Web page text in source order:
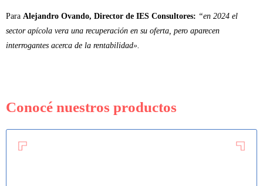
Para Alejandro Ovando, Director de IES Consultores: “en 2024 el
sector apícola vera una recuperación en su oferta, pero aparecen
interrogantes acerca de la rentabilidad».
Conocé nuestros productos